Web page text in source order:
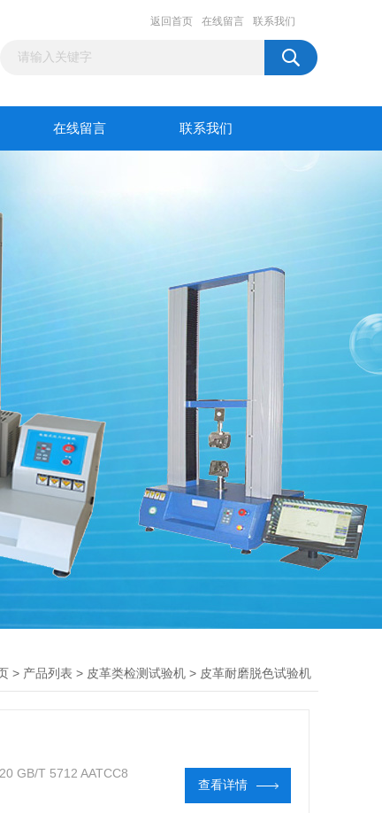
返回首页 在线留言 联系我们
在线留言 联系我们
> 产品列表 > 皮革类检测试验机 > 皮革耐磨脱色试验机
GB/T 5712 AATCC8
查看详情